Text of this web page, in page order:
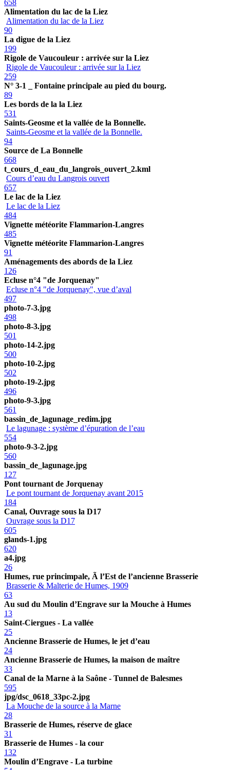
658
Alimentation du lac de la Liez
Alimentation du lac de la Liez
90
La digue de la Liez
199
Rigole de Vaucouleur : arrivée sur la Liez
Rigole de Vaucouleur : arrivée sur la Liez
259
N° 3-1 _ Fontaine principale au pied du bourg.
89
Les bords de la la Liez
531
Saints-Geosme et la vallée de la Bonnelle.
Saints-Geosme et la vallée de la Bonnelle.
94
Source de La Bonnelle
668
t_cours_d_eau_du_langrois_ouvert_2.kml
Cours d’eau du Langrois ouvert
657
Le lac de la Liez
Le lac de la Liez
484
Vignette météorite Flammarion-Langres
485
Vignette météorite Flammarion-Langres
91
Aménagements des abords de la Liez
126
Ecluse n°4 "de Jorquenay"
Ecluse n°4 "de Jorquenay", vue d’aval
497
photo-7-3.jpg
498
photo-8-3.jpg
501
photo-14-2.jpg
500
photo-10-2.jpg
502
photo-19-2.jpg
496
photo-9-3.jpg
561
bassin_de_lagunage_redim.jpg
Le lagunage : système d’épuration de l’eau
554
photo-9-3-2.jpg
560
bassin_de_lagunage.jpg
127
Pont tournant de Jorquenay
Le pont tournant de Jorquenay avant 2015
184
Canal, Ouvrage sous la D17
Ouvrage sous la D17
605
glands-1.jpg
620
a4.jpg
26
Humes, rue princimpale, Ã l’Est de l’ancienne Brasserie
Brasserie & Malterie de Humes, 1909
63
Au sud du Moulin d’Engrave sur la Mouche à Humes
13
Saint-Ciergues - La vallée
25
Ancienne Brasserie de Humes, le jet d’eau
24
Ancienne Brasserie de Humes, la maison de maître
33
Canal de la Marne à la Saône - Tunnel de Balesmes
595
jpg/dsc_0618_33pc-2.jpg
La Mouche de la source à la Marne
28
Brasserie de Humes, réserve de glace
31
Brasserie de Humes - la cour
132
Moulin d’Engrave - La turbine